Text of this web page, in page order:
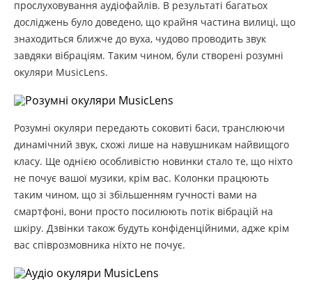
прослуховування аудіофайлів. В результаті багатьох
досліджень було доведено, що крайня частина вилиці, що
знаходиться ближче до вуха, чудово проводить звук
завдяки вібраціям. Таким чином, були створені розумні
окуляри MusicLens.
Розумні окуляри передають соковиті баси, транслюючи
динамічний звук, схожі лише на навушникам найвищого
класу. Ще однією особливістю новинки стало те, що ніхто
не почує вашої музики, крім вас. Колонки працюють
таким чином, що зі збільшенням гучності вами на
смартфоні, вони просто посилюють потік вібрацій на
шкіру. Дзвінки також будуть конфіденційними, адже крім
вас співрозмовника ніхто не почує.